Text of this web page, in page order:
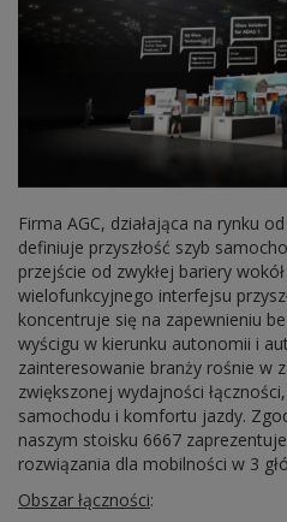
Firma AGC, działająca na rynku
definiuje przyszłość szyb
przejście od zwykłej bariery
wielofunkcyjnego interfejsu
koncentruje się na zapewnieniu
wyścigu w kierunku autonomii i
zainteresowanie branży rośnie w
zwiększonej wydajności
samochodu i komfortu jazdy.
naszym stoisku 6667
rozwiązania dla mobilności w 3
Obszar łączności: